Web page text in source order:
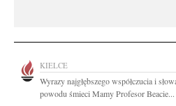
KIELCE
Wyrazy najgłębszego współczucia i
powodu śmieci Mamy Profesor Beacie...